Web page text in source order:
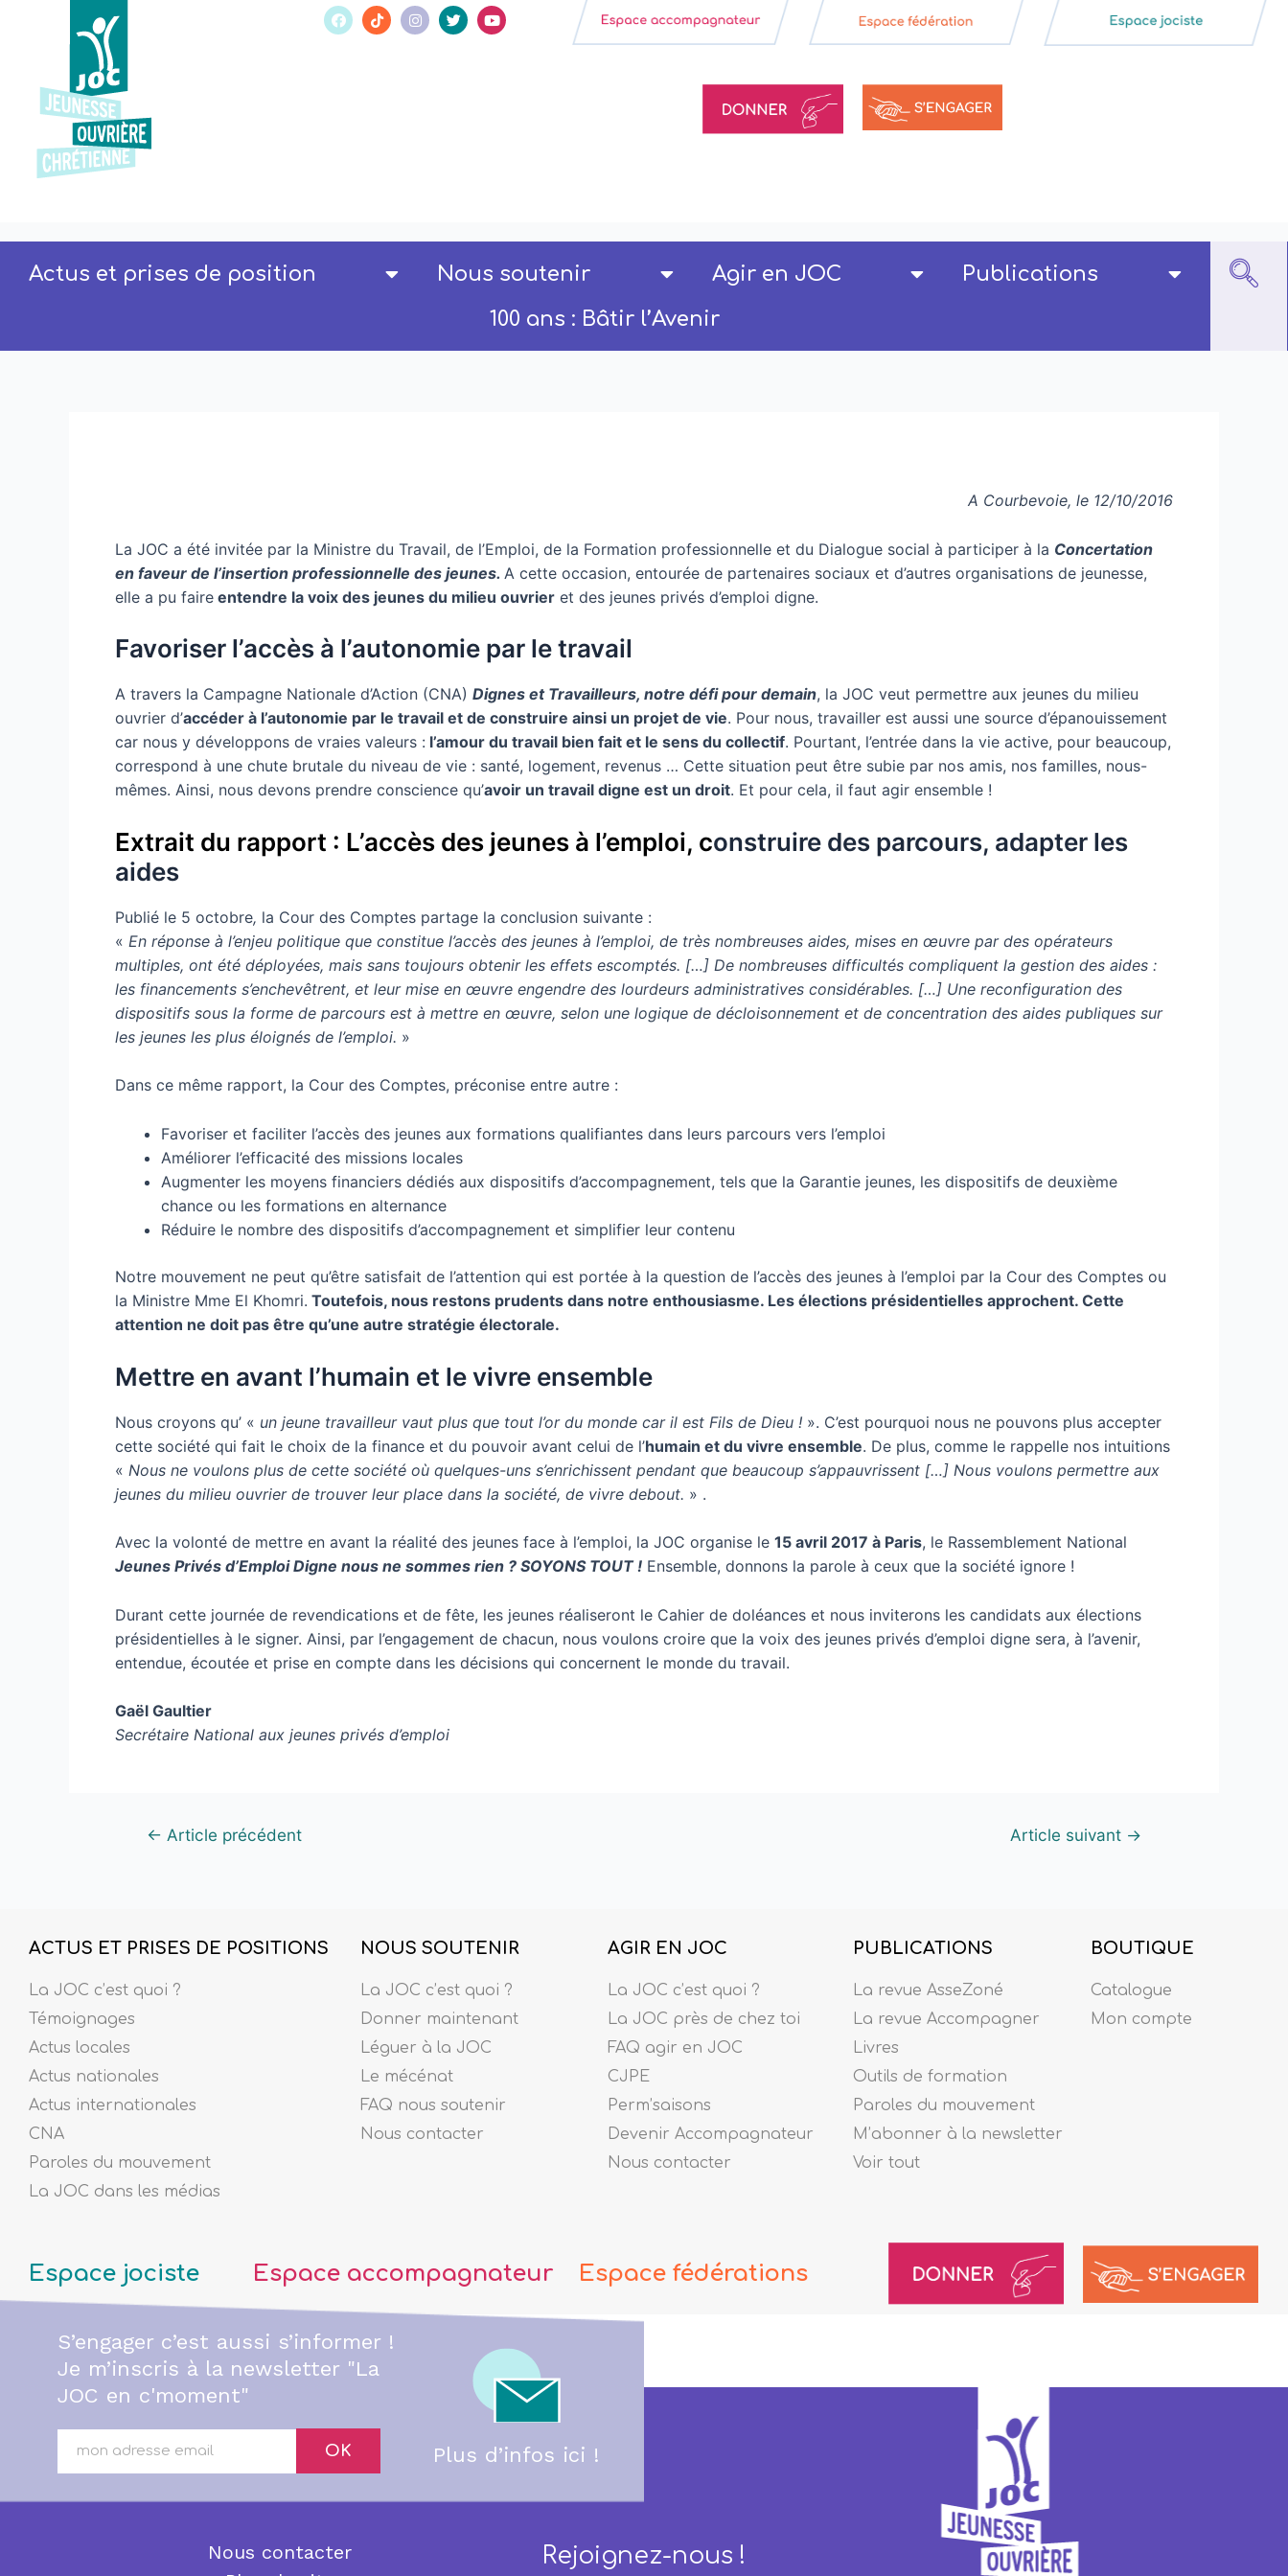
Actus et prises de position Nous soutenir Agir en JOC
Publications
100 ans : Bâtir l’Avenir
A Courbevoie, le 12/10/2016
La JOC a été invitée par la Ministre du Travail, de l’Emploi, de la Formation professionnelle et du Dialogue social à participer à la Concertation
en faveur de l’insertion professionnelle des jeunes. A cette occasion, entourée de partenaires sociaux et d’autres organisations de jeunesse,
elle a pu faire entendre la voix des jeunes du milieu ouvrier et des jeunes privés d’emploi digne.
Favoriser l’accès à l’autonomie par le travail
A travers la Campagne Nationale d’Action (CNA) Dignes et Travailleurs, notre défi pour demain, la JOC veut permettre aux jeunes du milieu
ouvrier d’accéder à l’autonomie par le travail et de construire ainsi un projet de vie. Pour nous, travailler est aussi une source d’épanouissement
car nous y développons de vraies valeurs : l’amour du travail bien fait et le sens du collectif. Pourtant, l’entrée dans la vie active, pour beaucoup,
correspond à une chute brutale du niveau de vie : santé, logement, revenus … Cette situation peut être subie par nos amis, nos familles, nous-
mêmes. Ainsi, nous devons prendre conscience qu’avoir un travail digne est un droit. Et pour cela, il faut agir ensemble !
Extrait du rapport : L’accès des jeunes à l’emploi, construire des parcours, adapter les
aides
Publié le 5 octobre, la Cour des Comptes partage la conclusion suivante :
« En réponse à l’enjeu politique que constitue l’accès des jeunes à l’emploi, de très nombreuses aides, mises en œuvre par des opérateurs
multiples, ont été déployées, mais sans toujours obtenir les effets escomptés. […] De nombreuses difficultés compliquent la gestion des aides :
les financements s’enchevêtrent, et leur mise en œuvre engendre des lourdeurs administratives considérables. […] Une reconfiguration des
dispositifs sous la forme de parcours est à mettre en œuvre, selon une logique de décloisonnement et de concentration des aides publiques sur
les jeunes les plus éloignés de l’emploi. »
Dans ce même rapport, la Cour des Comptes, préconise entre autre :
Favoriser et faciliter l’accès des jeunes aux formations qualifiantes dans leurs parcours vers l’emploi
Améliorer l’efficacité des missions locales
Augmenter les moyens financiers dédiés aux dispositifs d’accompagnement, tels que la Garantie jeunes, les dispositifs de deuxième
chance ou les formations en alternance
Réduire le nombre des dispositifs d’accompagnement et simplifier leur contenu
Notre mouvement ne peut qu’être satisfait de l’attention qui est portée à la question de l’accès des jeunes à l’emploi par la Cour des Comptes ou
la Ministre Mme El Khomri. Toutefois, nous restons prudents dans notre enthousiasme. Les élections présidentielles approchent. Cette
attention ne doit pas être qu’une autre stratégie électorale.
Mettre en avant l’humain et le vivre ensemble
Nous croyons qu’ « un jeune travailleur vaut plus que tout l’or du monde car il est Fils de Dieu ! ». C’est pourquoi nous ne pouvons plus accepter
cette société qui fait le choix de la finance et du pouvoir avant celui de l’humain et du vivre ensemble. De plus, comme le rappelle nos intuitions
« Nous ne voulons plus de cette société où quelques-uns s’enrichissent pendant que beaucoup s’appauvrissent […] Nous voulons permettre aux
jeunes du milieu ouvrier de trouver leur place dans la société, de vivre debout. » .
Avec la volonté de mettre en avant la réalité des jeunes face à l’emploi, la JOC organise le 15 avril 2017 à Paris, le Rassemblement National
Jeunes Privés d’Emploi Digne nous ne sommes rien ? SOYONS TOUT ! Ensemble, donnons la parole à ceux que la société ignore !
Durant cette journée de revendications et de fête, les jeunes réaliseront le Cahier de doléances et nous inviterons les candidats aux élections
présidentielles à le signer. Ainsi, par l’engagement de chacun, nous voulons croire que la voix des jeunes privés d’emploi digne sera, à l’avenir,
entendue, écoutée et prise en compte dans les décisions qui concernent le monde du travail.
Gaël Gaultier
Secrétaire National aux jeunes privés d’emploi
← Article précédent Article suivant →
ACTUS ET PRISES DE POSITIONS
La JOC c’est quoi ?
Témoignages
Actus locales
Actus nationales
Actus internationales
CNA
Paroles du mouvement
La JOC dans les médias
NOUS SOUTENIR
La JOC c’est quoi ?
Donner maintenant
Léguer à la JOC
Le mécénat
FAQ nous soutenir
Nous contacter
AGIR EN JOC
La JOC c’est quoi ?
La JOC près de chez toi
FAQ agir en JOC
CJPE
Perm’saisons
Devenir Accompagnateur
Nous contacter
PUBLICATIONS
La revue AsseZoné
La revue Accompagner
Livres
Outils de formation
Paroles du mouvement
M’abonner à la newsletter
Voir tout
BOUTIQUE
Catalogue
Mon compte
Espace jociste Espace accompagnateur Espace fédérations
S’engager c’est aussi s’informer !
Je m’inscris à la newsletter "La
JOC en c'moment"
OK Plus d’infos ici !
Nous contacter
Rejoignez-nous !